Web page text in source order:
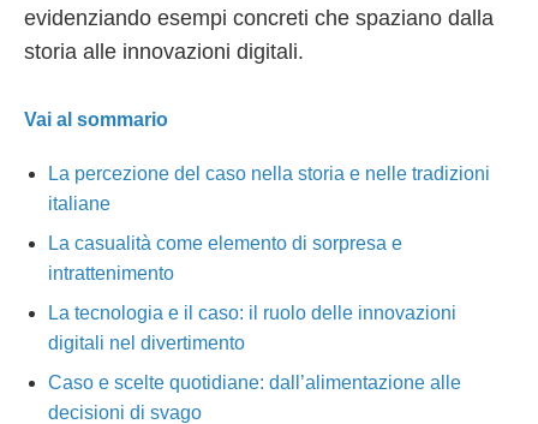
evidenziando esempi concreti che spaziano dalla
storia alle innovazioni digitali.
Vai al sommario
La percezione del caso nella storia e nelle tradizioni
italiane
La casualità come elemento di sorpresa e
intrattenimento
La tecnologia e il caso: il ruolo delle innovazioni
digitali nel divertimento
Caso e scelte quotidiane: dall’alimentazione alle
decisioni di svago